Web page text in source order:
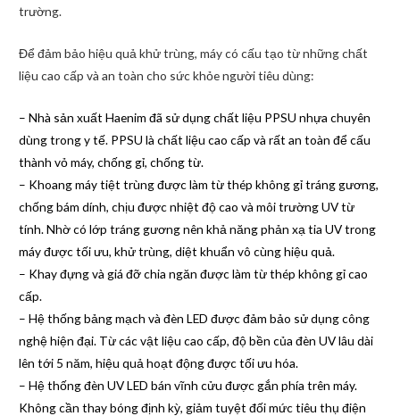
trường.
Để đảm bảo hiệu quả khử trùng, máy có cấu tạo từ những chất
liệu cao cấp và an toàn cho sức khỏe người tiêu dùng:
– Nhà sản xuất Haenim đã sử dụng chất liệu PPSU nhựa chuyên
dùng trong y tế. PPSU là chất liệu cao cấp và rất an toàn để cấu
thành vỏ máy, chống gỉ, chống từ.
– Khoang máy tiệt trùng được làm từ thép không gỉ tráng gương,
chống bám dính, chịu được nhiệt độ cao và môi trường UV từ
tính. Nhờ có lớp tráng gương nên khả năng phản xạ tia UV trong
máy được tối ưu, khử trùng, diệt khuẩn vô cùng hiệu quả.
– Khay đựng và giá đỡ chia ngăn được làm từ thép không gỉ cao
cấp.
– Hệ thống bảng mạch và đèn LED được đảm bảo sử dụng công
nghệ hiện đại. Từ các vật liệu cao cấp, độ bền của đèn UV lâu dài
lên tới 5 năm, hiệu quả hoạt động được tối ưu hóa.
– Hệ thống đèn UV LED bán vĩnh cửu được gắn phía trên máy.
Không cần thay bóng định kỳ, giảm tuyệt đối mức tiêu thụ điện